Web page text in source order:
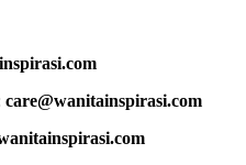
care@wanitainspirasi.com